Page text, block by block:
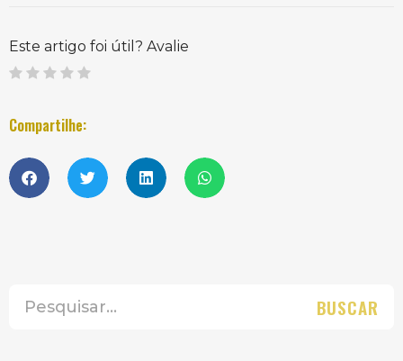
Este artigo foi útil? Avalie
Compartilhe:
BUSCAR